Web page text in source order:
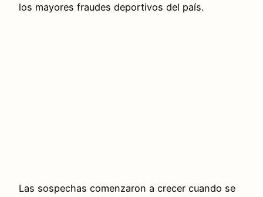
los mayores fraudes deportivos del país.
Las sospechas comenzaron a crecer cuando se